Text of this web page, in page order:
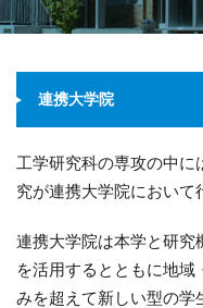
連携大学院
工学研究科の専攻の中
究が連携大学院において
連携大学院は本学と研究
を活用するとともに地域
みを超えて新しい型の学